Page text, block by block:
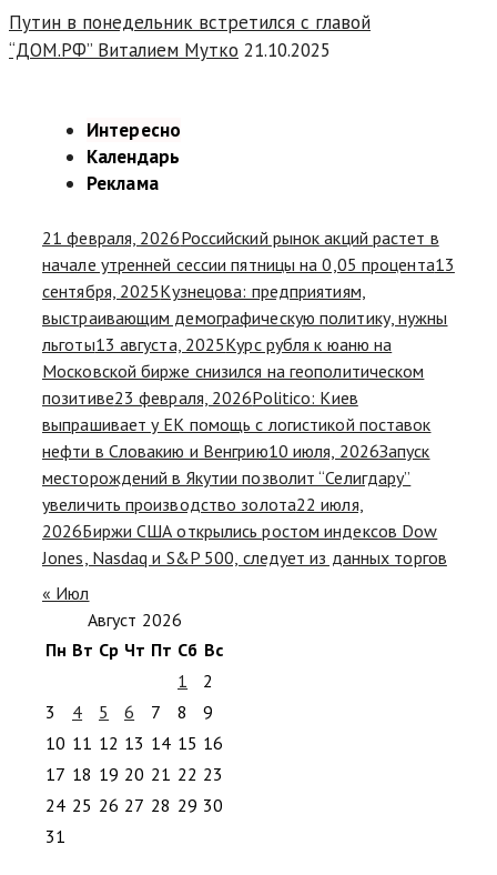
Путин в понедельник встретился с главой
“ДОМ.РФ” Виталием Мутко 21.10.2025
Интересно
Календарь
Реклама
21 февраля, 2026Российский рынок акций растет в
начале утренней сессии пятницы на 0,05 процента13
сентября, 2025Кузнецова: предприятиям,
выстраивающим демографическую политику, нужны
льготы13 августа, 2025Курс рубля к юаню на
Московской бирже снизился на геополитическом
позитиве23 февраля, 2026Politico: Киев
выпрашивает у ЕК помощь с логистикой поставок
нефти в Словакию и Венгрию10 июля, 2026Запуск
месторождений в Якутии позволит “Селигдару”
увеличить производство золота22 июля,
2026Биржи США открылись ростом индексов Dow
Jones, Nasdaq и S&P 500, следует из данных торгов
« Июл
Август 2026
Пн Вт Ср Чт Пт Сб Вс
1
2
3
4 5 6 7 8
9
10 11 12 13 14 15 16
17 18 19 20 21 22 23
24 25 26 27 28 29 30
31